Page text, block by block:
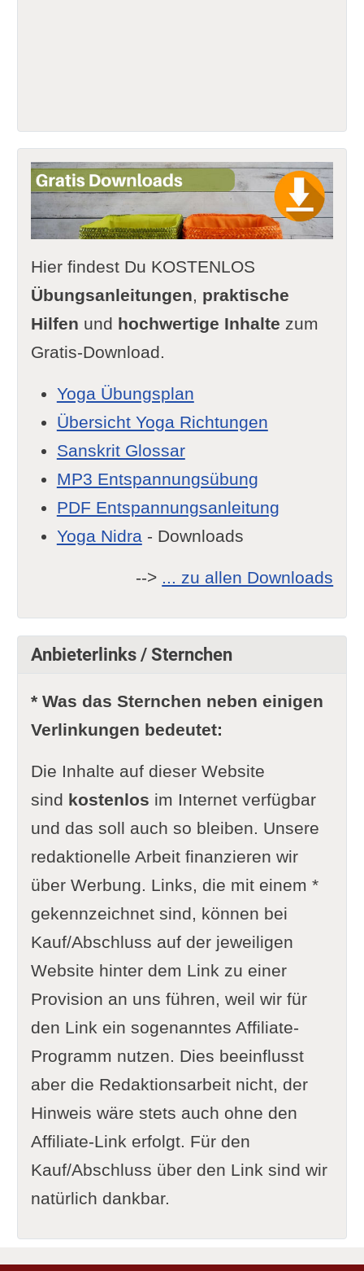
Hier findest Du KOSTENLOS
Übungsanleitungen, praktische
Hilfen und hochwertige Inhalte zum
Gratis-Download.
Yoga Übungsplan
Übersicht Yoga Richtungen
Sanskrit Glossar
MP3 Entspannungsübung
PDF Entspannungsanleitung
Yoga Nidra- Downloads
--> ... zu allen Downloads
Anbieterlinks / Sternchen
* Was das Sternchen neben einigen
Verlinkungen bedeutet:
Die Inhalte auf dieser Website
sind kostenlos im Internet verfügbar
und das soll auch so bleiben. Unsere
redaktionelle Arbeit finanzieren wir
über Werbung. Links, die mit einem *
gekennzeichnet sind, können bei
Kauf/Abschluss auf der jeweiligen
Website hinter dem Link zu einer
Provision an uns führen, weil wir für
den Link ein sogenanntes Affiliate-
Programm nutzen. Dies beeinflusst
aber die Redaktionsarbeit nicht, der
Hinweis wäre stets auch ohne den
Affiliate-Link erfolgt. Für den
Kauf/Abschluss über den Link sind wir
natürlich dankbar.